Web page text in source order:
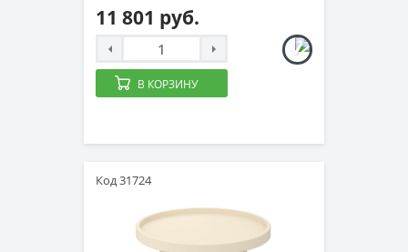
11 801 руб.
В КОРЗИНУ
Код 31724